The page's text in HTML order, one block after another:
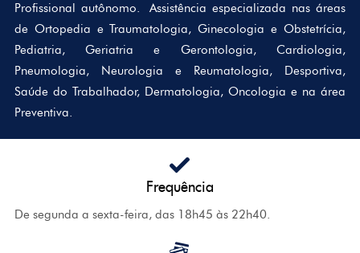
Profissional autônomo. Assistência especializada nas áreas
de Ortopedia e Traumatologia, Ginecologia e Obstetrícia,
Pediatria, Geriatria e Gerontologia, Cardiologia,
Pneumologia, Neurologia e Reumatologia, Desportiva,
Saúde do Trabalhador, Dermatologia, Oncologia e na área
Preventiva.
Frequência
De segunda a sexta-feira, das 18h45 às 22h40.